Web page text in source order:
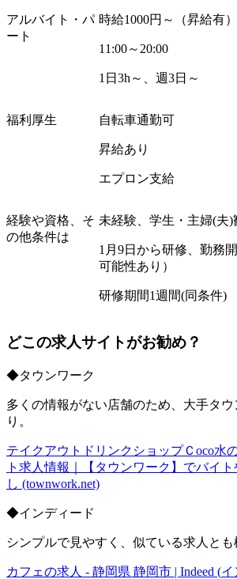
アルバイト・パ
ート
時給1000円～（昇給有）
11:00～ 20:00
1 日 3h ～、週3日～
福利厚生 自転車通勤可
昇給あり
エプロン支給
経験や資格、そ
の他条件は
未経験、学生・主婦(夫)
1 月 9日から研修、勤務
可能性あり）
研修期間1週間(同条件)
どこの求人サイトがお勧め？
◆タウンワーク
多くの情報がない店舗のため、大手タ
り。
テイクアウトドリンクショップＣ oco水
ト求人情報｜【タウンワーク】でバイ
し (townwork.net)
◆インディード
シンプルで見やすく、似ている求人とも
カフェの求人 - 静岡県 静岡市 | Indeed (イ